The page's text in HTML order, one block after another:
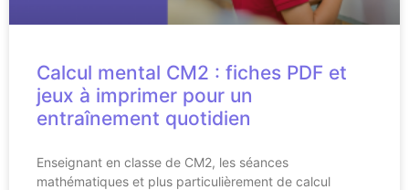
Calcul mental CM2 : fiches PDF et
jeux à imprimer pour un
entraînement quotidien
Enseignant en classe de CM2, les séances
mathématiques et plus particulièrement de calcul